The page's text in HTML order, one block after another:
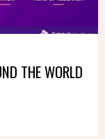
THE WORLD